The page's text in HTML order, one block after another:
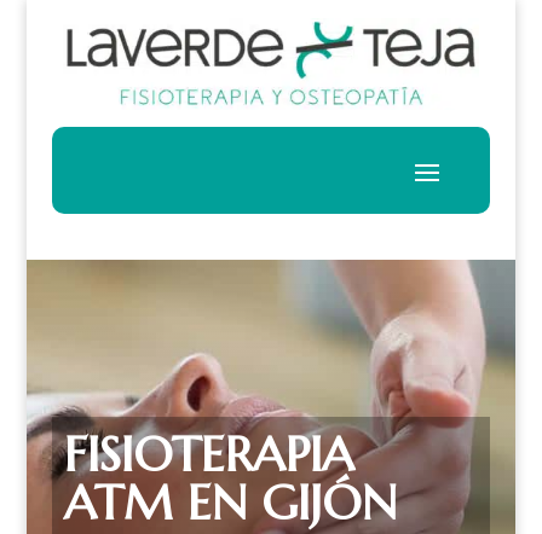
FISIOTERAPIA
ATM EN GIJÓN